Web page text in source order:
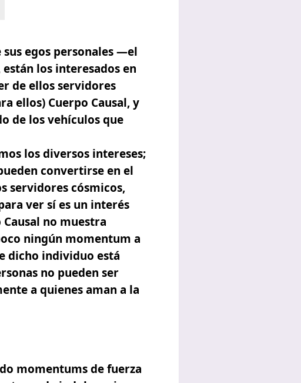
sus egos personales —el
los interesados en
de ellos servidores
ellos) Cuerpo Causal,y
de los vehículos que
los diversos intereses;
convertirse en el
servidores cósmicos,
ver sí es un interés
no muestra
ningún momentum a
dicho individuo está
no pueden ser
a quienes aman a la
momentums de fuerza